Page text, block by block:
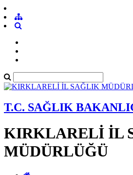
T.C. SAĞLIK
KIRKLARELİ İL
MÜDÜRLÜĞÜ